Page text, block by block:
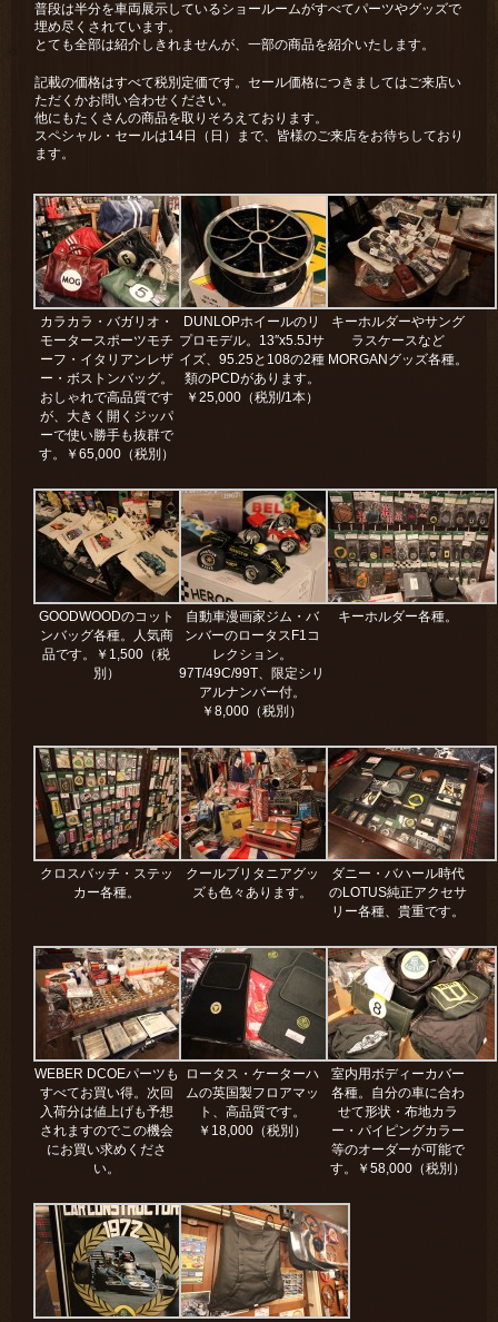
普段は半分を車両展示しているショールームがすべてパーツやグッズで
埋め尽くされています。
とても全部は紹介しきれませんが、一部の商品を紹介いたします。
記載の価格はすべて税別定価です。セール価格につきましてはご来店い
ただくかお問い合わせください。
他にもたくさんの商品を取りそろえております。
スペシャル・セールは14日（日）まで、皆様のご来店をお待ちしており
ます。
カラカラ・バガリオ・
モータースポーツモチ
ーフ・イタリアンレザ
ー・ボストンバッグ。
おしゃれで高品質です
が、大きく開くジッパ
ーで使い勝手も抜群で
す。￥65,000（税別）
DUNLOPホイールのリ
プロモデル。13″x5.5Jサ
イズ、95.25と108の2種
類のPCDがあります。
￥25,000（税別/1本）
キーホルダーやサング
ラスケースなど
MORGANグッズ各種。
GOODWOODのコット
ンバッグ各種。人気商
品です。￥1,500（税
別）
自動車漫画家ジム・バ
ンバーのロータスF1コ
レクション。
97T/49C/99T、限定シリ
アルナンバー付。
￥8,000（税別）
キーホルダー各種。
クロスバッチ・ステッ
カー各種。
クールブリタニアグッ
ズも色々あります。
ダニー・バハール時代
のLOTUS純正アクセサ
リー各種、貴重です。
WEBER DCOEパーツも
すべてお買い得。次回
入荷分は値上げも予想
されますのでこの機会
にお買い求めくださ
い。
ロータス・ケーターハ
ムの英国製フロアマッ
ト、高品質です。
￥18,000（税別）
室内用ボディーカバー
各種。自分の車に合わ
せて形状・布地カラ
ー・パイピングカラー
等のオーダーが可能で
す。￥58,000（税別）